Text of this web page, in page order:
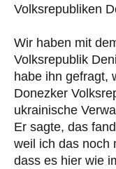
Volksrepubliken
Wir haben mit
Volksrepublik
habe ihn gefragt,
Donezker
ukrainische
Er sagte, das
weil ich das noch
dass es hier wie